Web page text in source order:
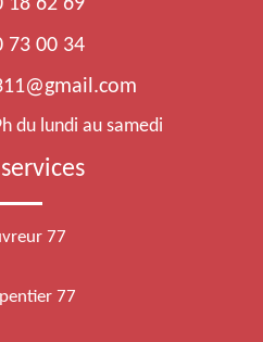
18 62 69
73 00 34
du lundi au samedi
77
77